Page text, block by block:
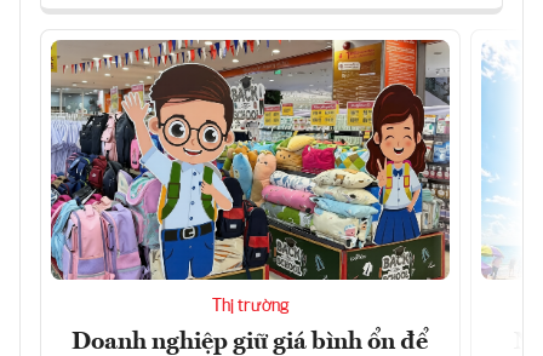
Thị trường
Doanh nghiệp giữ giá bình ổn để